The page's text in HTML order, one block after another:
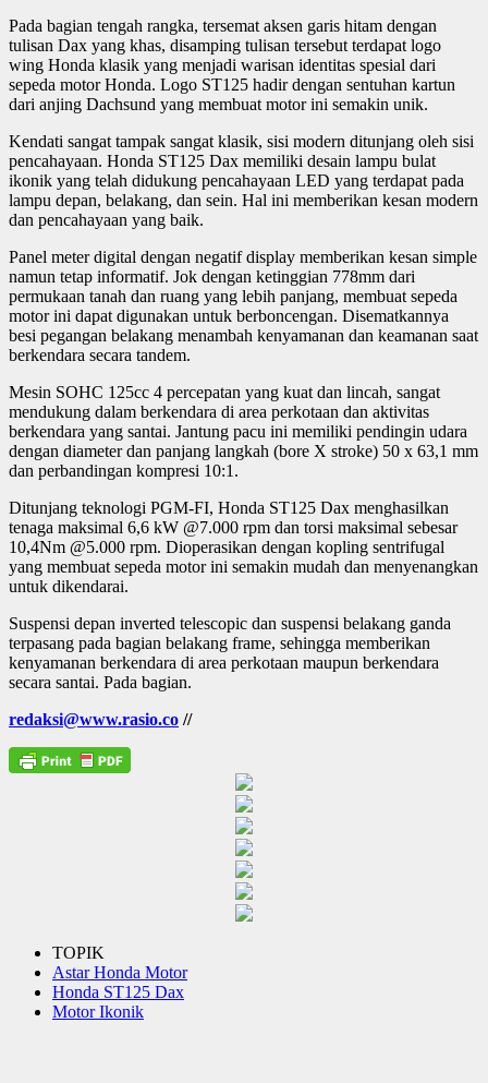
Pada bagian tengah rangka, tersemat aksen garis hitam dengan
tulisan Dax yang khas, disamping tulisan tersebut terdapat logo
wing Honda klasik yang menjadi warisan identitas spesial dari
sepeda motor Honda. Logo ST125 hadir dengan sentuhan kartun
dari anjing Dachsund yang membuat motor ini semakin unik.
Kendati sangat tampak sangat klasik, sisi modern ditunjang oleh sisi
pencahayaan. Honda ST125 Dax memiliki desain lampu bulat
ikonik yang telah didukung pencahayaan LED yang terdapat pada
lampu depan, belakang, dan sein. Hal ini memberikan kesan modern
dan pencahayaan yang baik.
Panel meter digital dengan negatif display memberikan kesan simple
namun tetap informatif. Jok dengan ketinggian 778mm dari
permukaan tanah dan ruang yang lebih panjang, membuat sepeda
motor ini dapat digunakan untuk berboncengan. Disematkannya
besi pegangan belakang menambah kenyamanan dan keamanan saat
berkendara secara tandem.
Mesin SOHC 125cc 4 percepatan yang kuat dan lincah, sangat
mendukung dalam berkendara di area perkotaan dan aktivitas
berkendara yang santai. Jantung pacu ini memiliki pendingin udara
dengan diameter dan panjang langkah (bore X stroke) 50 x 63,1 mm
dan perbandingan kompresi 10:1.
Ditunjang teknologi PGM-FI, Honda ST125 Dax menghasilkan
tenaga maksimal 6,6 kW @7.000 rpm dan torsi maksimal sebesar
10,4Nm @5.000 rpm. Dioperasikan dengan kopling sentrifugal
yang membuat sepeda motor ini semakin mudah dan menyenangkan
untuk dikendarai.
Suspensi depan inverted telescopic dan suspensi belakang ganda
terpasang pada bagian belakang frame, sehingga memberikan
kenyamanan berkendara di area perkotaan maupun berkendara
secara santai. Pada bagian.
redaksi@www.rasio.co //
TOPIK
Astar Honda Motor
Honda ST125 Dax
Motor Ikonik